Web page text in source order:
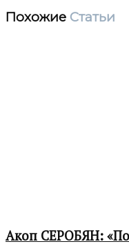
Похожие Статьи
Акоп СЕРОБЯН: